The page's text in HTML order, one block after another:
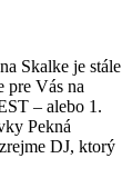
Skalke je stále
pre Vás na
– alebo 1.
Pekná
DJ, ktorý